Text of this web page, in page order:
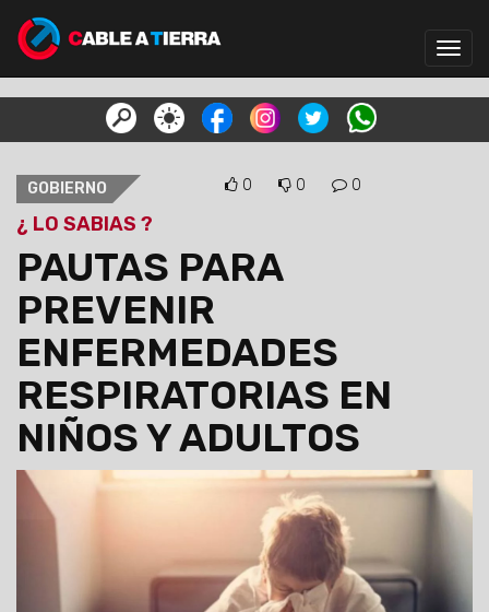
GOBIERNO 0 0 0
¿ LO SABIAS ?
PAUTAS PARA
PREVENIR
ENFERMEDADES
RESPIRATORIAS EN
NIÑOS Y ADULTOS